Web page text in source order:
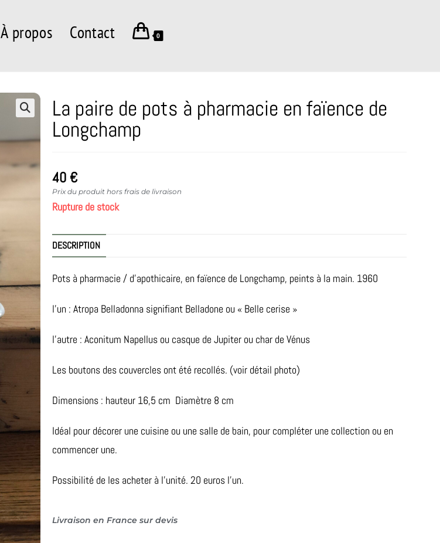
À propos Contact 0
La paire de pots à pharmacie en faïence de
Longchamp
40 €
Prix du produit hors frais de livraison
Rupture de stock
DESCRIPTION
Pots à pharmacie / d’apothicaire, en faïence de Longchamp, peints à la main. 1960
l’un : Atropa Belladonna signifiant Belladone ou « Belle cerise »
l’autre : Aconitum Napellus ou casque de Jupiter ou char de Vénus
Les boutons des couvercles ont été recollés. (voir détail photo)
Dimensions : hauteur 16,5 cm Diamètre 8 cm
Idéal pour décorer une cuisine ou une salle de bain, pour compléter une collection ou en
commencer une.
Possibilité de les acheter à l’unité. 20 euros l’un.
Livraison en France sur devis